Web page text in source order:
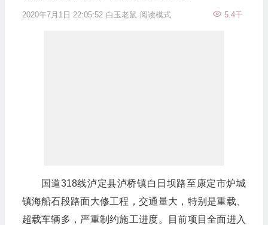
2020年7月1日 22:05:52 白玉老鼠 5.4千
阅读模式
国道318线泸定县泸桥镇白日坝路至康定市炉城
镇海船石段路面大修工程，交通量大，特别是重载、
超载车辆多，严重制约施工进度。目前项目全面进入